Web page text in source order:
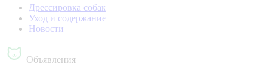
Дрессировка собак
Уход и содержание
Новости
Объявления